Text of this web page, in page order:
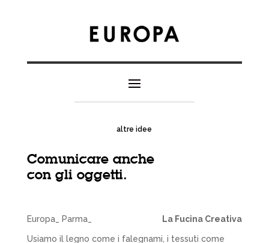
altre idee
Comunicare anche
con gli oggetti.
Europa_ Parma_ La Fucina Creativa
Usiamo il legno come i falegnami, i tessuti come